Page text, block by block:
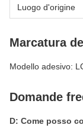
Luogo d'origine
Marcatura
Modello adesivo:
Domande
D: Come posso